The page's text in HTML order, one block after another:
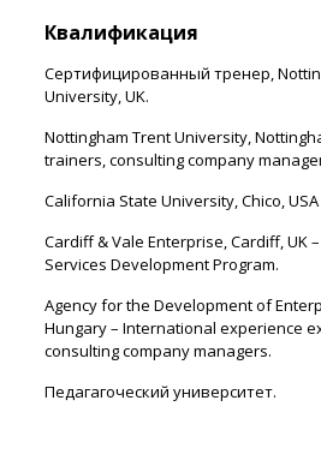
Квалификация
Сертифицированный тренер,
University, UK.
Nottingham Trent University,
trainers, consulting company
California State University, Chico,
Cardiff & Vale Enterprise, Cardiff, UK
Services Development Program.
Agency for the Development of
Hungary – International experience
consulting company managers.
Педагагоческий университет.